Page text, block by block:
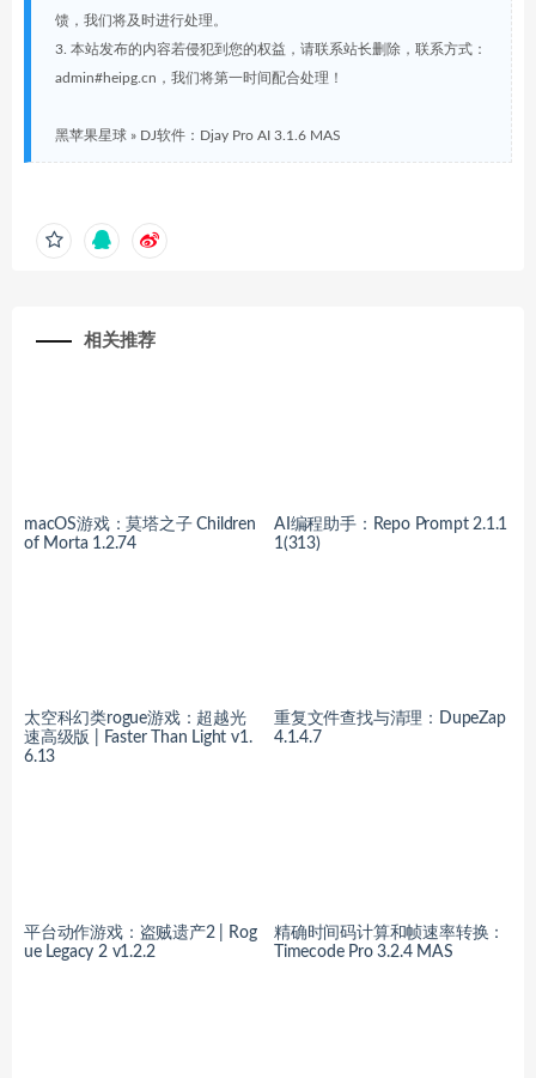
馈，我们将及时进行处理。
3. 本站发布的内容若侵犯到您的权益，请联系站长删除，联系方式：
admin#heipg.cn，我们将第一时间配合处理！
黑苹果星球 » DJ软件：Djay Pro AI 3.1.6 MAS
相关推荐
macOS游戏：莫塔之子 Children
of Morta 1.2.74
AI编程助手：Repo Prompt 2.1.1
1(313)
太空科幻类rogue游戏：超越光
速高级版 | Faster Than Light v1.
6.13
重复文件查找与清理：DupeZap
4.1.4.7
平台动作游戏：盗贼遗产2 | Rog
ue Legacy 2 v1.2.2
精确时间码计算和帧速率转换：
Timecode Pro 3.2.4 MAS